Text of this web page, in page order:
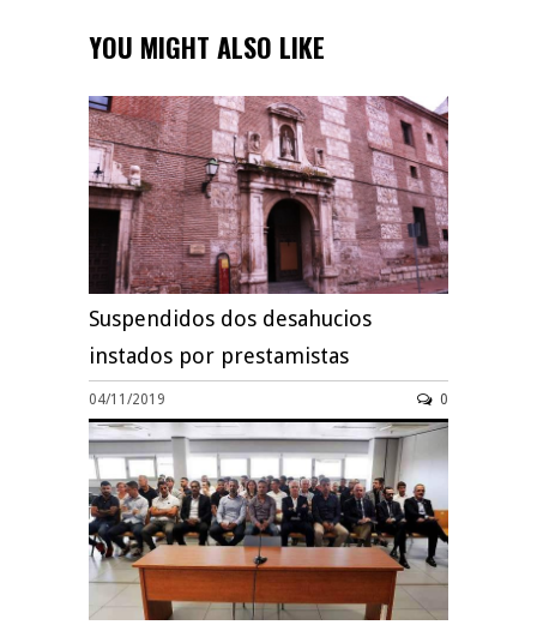
YOU MIGHT ALSO LIKE
Suspendidos dos desahucios
instados por prestamistas
04/11/2019 0